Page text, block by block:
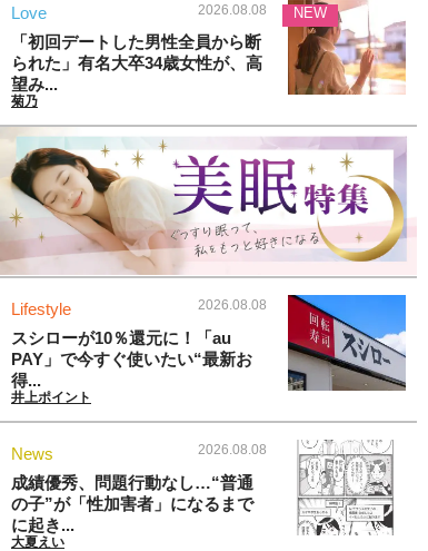
Love 2026.08.08
「初回デートした男性全員から断
られた」有名大卒34歳女性が、高
望み...
菊乃
NEW
Lifestyle 2026.08.08
スシローが10％還元に！「au
PAY」で今すぐ使いたい“最新お
得...
井上ポイント
News 2026.08.08
成績優秀、問題行動なし…“普通
の子”が「性加害者」になるまで
に起き...
大夏えい